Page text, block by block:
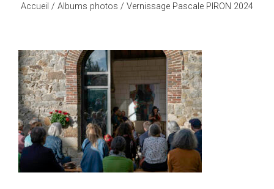
Accueil / Albums photos / Vernissage Pascale PIRON 2024